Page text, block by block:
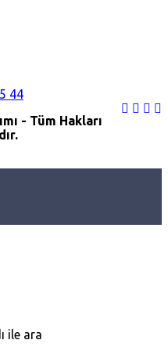
44
- Tüm Hakları
ile ara